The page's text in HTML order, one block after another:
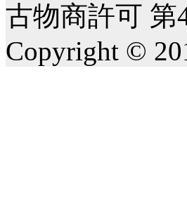
古物商許可 第
Copyright ©